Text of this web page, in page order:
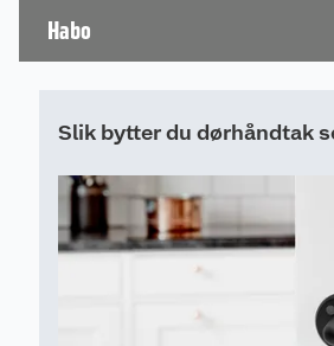
Habo
Slik bytter du dørhåndtak